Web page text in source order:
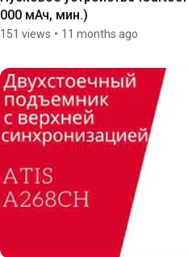
000 мАч, мин.)
151 views • 11 months ago